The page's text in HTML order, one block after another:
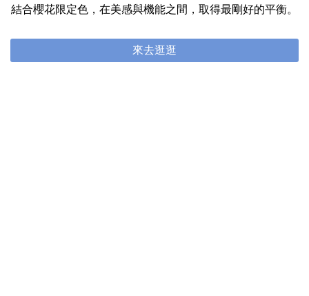
結合櫻花限定色，在美感與機能之間，取得最剛好的平衡。
來去逛逛